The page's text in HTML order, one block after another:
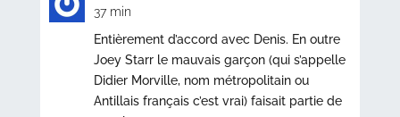
37 min
Entièrement d’accord avec Denis. En outre
Joey Starr le mauvais garçon (qui s’appelle
Didier Morville, nom métropolitain ou
Antillais français c’est vrai) faisait partie de